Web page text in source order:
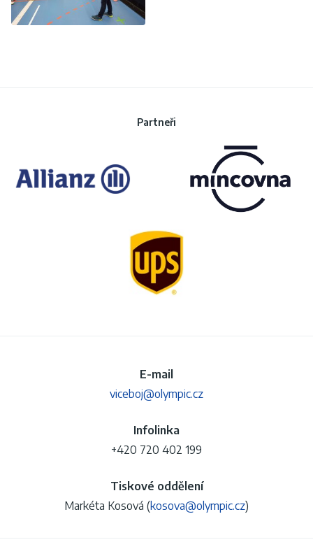
Partneři
E-mail
viceboj@olympic.cz
Infolinka
+420 720 402 199
Tiskové oddělení
Markéta Kosová (kosova@olympic.cz)